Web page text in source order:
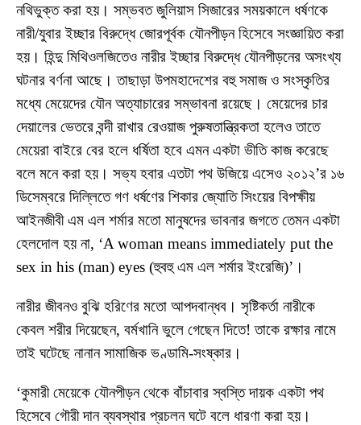
নথিভুক্ত করা হয়। সম্ভবত জুলিয়াস সিজারের সময়কালে ধর্ষণকে
নারী/যুবার ইচ্ছার বিরুদ্ধে জোরপূর্বক যৌনপীড়ন হিসেবে সংজ্ঞায়িত করা
হয়। হিন্দু মিথিওলজিতেও নারীর ইচ্ছার বিরুদ্ধে যৌনপীড়নের অসংখ্য
ঘটনার বর্ণনা আছে। তাছাড়া উপমহাদেশের বহু সমাজ ও সংস্কৃতির
মধ্যে মেয়েদের যৌন অত্যাচারের সম্ভাবনা রয়েছে। মেয়েদের চার
দেয়ালের ভেতরে বন্দী রাখার রেওয়াজ পুরুষতান্ত্রিকতা হলেও তাতে
মেয়েরা বাইরে বের হলে ধর্ষিতা হবে এমন একটা ভীতি কাজ করেছে
বলে মনে করা হয়। সভ্য হবার এতটা পথ উজিয়ে এসেও ২০১২’র ১৬
ডিসেম্বরে দিল্লিতে গণ ধর্ষণের শিকার জ্যোতি সিংয়ের বিপক্ষীয়
আইনজীবী এম এল শর্মার মতো মানুষদের ভাবনার জগতে তেমন একটা
হেলদোল হয় না, ‘A woman means immediately put the
sex in his (man) eyes (হুবহু এম এল শর্মার ইংরেজি)’।
নারীর জীবনও বুঝি হরিণের মতো আপদবান্ধব। সৃষ্টিকর্তা নারীকে
কেবল শরীর দিয়েছেন, বর্মখানি ভুলে গেছেন দিতে! তাকে রক্ষার নামে
তাই ঘটেছে নানান সামাজিক ভণ্ডামি-সংষ্কার।
‘কুমারী মেয়েকে যৌনপীড়ন থেকে বাঁচাবার স্বস্তি দায়ক একটা পথ
হিসেবে গৌরী দান ব্যবস্থার প্রচলন ঘটে বলে ধারণা করা হয়।